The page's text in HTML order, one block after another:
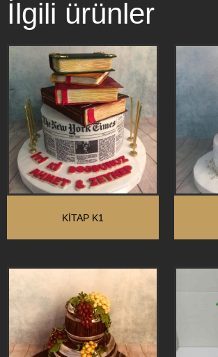
İlgili ürünler
KİTAP K1